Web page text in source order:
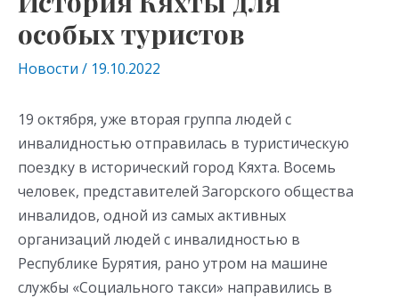
особых туристов
Новости / 19.10.2022
19 октября, уже вторая группа людей с
инвалидностью отправилась в туристическую
поездку в исторический город Кяхта. Восемь
человек, представителей Загорского общества
инвалидов, одной из самых активных
организаций людей с инвалидностью в
Республике Бурятия, рано утром на машине
службы «Социального такси» направились в